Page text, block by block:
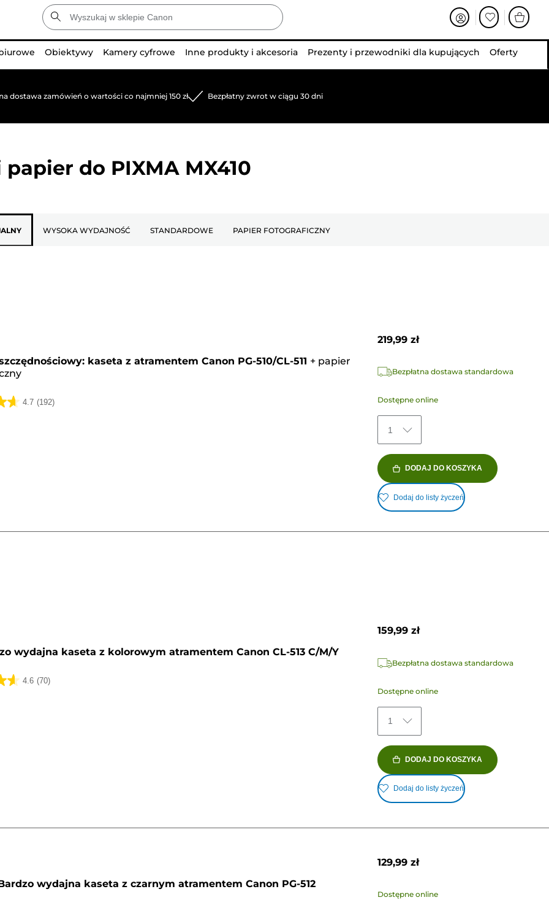
Obiektywy Kamery cyfrowe Inne produkty i akcesoria Prezenty i przewodniki dla kupujących Oferty
dostawa zamówień o wartości co najmniej 150 zł Bezpłatny zwrot w ciągu 30 dni
papier do PIXMA MX410
WYSOKA WYDAJNOŚĆ STANDARDOWE PAPIER FOTOGRAFICZNY
kaseta z atramentem Canon PG-510/CL-511 + papier
4.7 (192)
219,99 zł
Bezpłatna dostawa standardowa
Dostępne online
1
DODAJ DO KOSZYKA
Dodaj do listy życzeń
wydajna kaseta z kolorowym atramentem Canon CL-513 C/M/Y
4.6 (70)
159,99 zł
Bezpłatna dostawa standardowa
Dostępne online
1
DODAJ DO KOSZYKA
Dodaj do listy życzeń
wydajna kaseta z czarnym atramentem Canon PG-512
129,99 zł
Dostępne online